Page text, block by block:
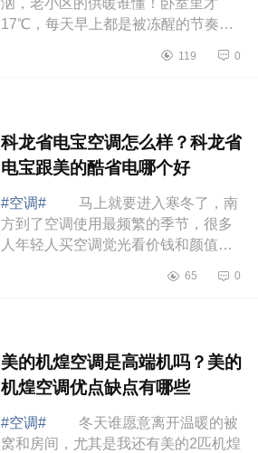
汹，老小区的供暖谁懂！卧室里才
17℃，每天早上都是被冻醒的节奏，
面小编为大家介绍下科龙空调属于什
119 0
科龙省电宝空调怎么样？科龙省
电宝跟美的酷省电哪个好
#空调#
马上就要进入寒冬了，南
方到了空调使用最频繁的季节，很多
人年轻人买空调觉光看价钱和颜值，
过日子怎能不精打细算，如果空调不
65 0
美的机煌空调是高端机吗？美的
机煌空调优点缺点有哪些
#空调#
冬天谁愿意离开温暖的被
窝和房间，尤其是我还有美的2匹机煌